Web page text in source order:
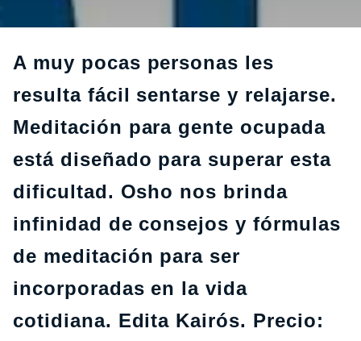
A muy pocas personas les
resulta fácil sentarse y relajarse.
Meditación para gente ocupada
está diseñado para superar esta
dificultad. Osho nos brinda
infinidad de consejos y fórmulas
de meditación para ser
incorporadas en la vida
cotidiana. Edita Kairós. Precio: